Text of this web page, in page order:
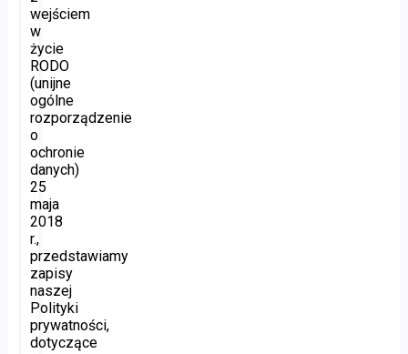
wejściem
w
życie
RODO
(unijne
ogólne
rozporządzenie
o
ochronie
danych)
25
maja
2018
r.,
przedstawiamy
zapisy
naszej
Polityki
prywatności,
dotyczące